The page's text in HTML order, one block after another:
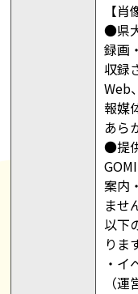
【
●県
録画
収録
Web
報媒
あら
●提
案内
ませ
以下
りま
・イ
（